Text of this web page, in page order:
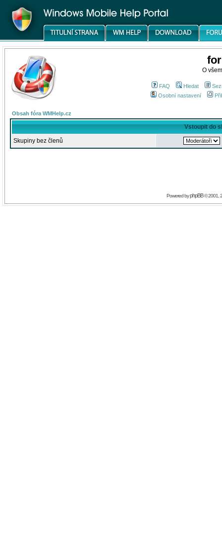
O
FAQ Hledat
Osobní nastavení
Obsah fóra WMHelp.cz
Vstoupit do
Skupiny bez členů
Powered byphpBB© 2001,